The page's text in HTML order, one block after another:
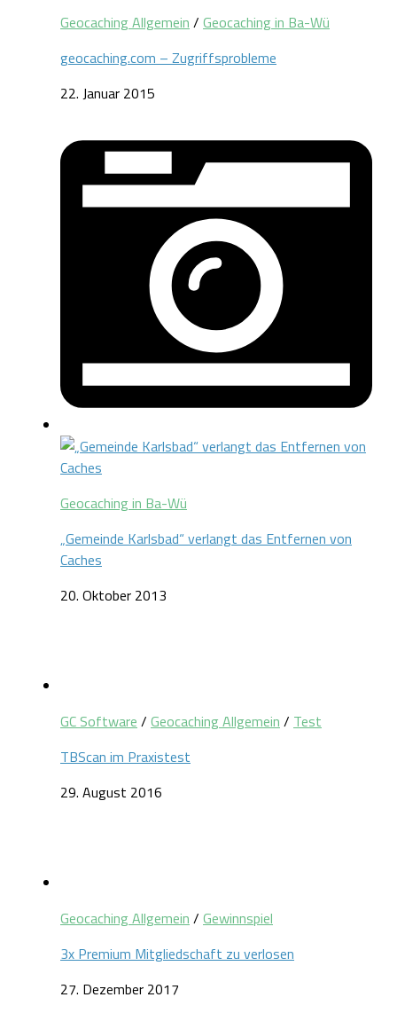
Geocaching Allgemein / Geocaching in Ba-Wü
geocaching.com – Zugriffsprobleme
22. Januar 2015
Geocaching in Ba-Wü
„Gemeinde Karlsbad“ verlangt das Entfernen von
Caches
20. Oktober 2013
GC Software / Geocaching Allgemein / Test
TBScan im Praxistest
29. August 2016
Geocaching Allgemein / Gewinnspiel
3x Premium Mitgliedschaft zu verlosen
27. Dezember 2017